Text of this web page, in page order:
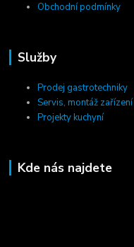
Obchodní podmínky
Služby
Prodej gastrotechniky
Servis, montáž zařízení
Projekty kuchyní
Kde nás najdete